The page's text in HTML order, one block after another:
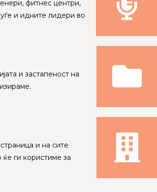
фитнес центри,
и идните лидери во
и застапеност на
и на сите
ги користиме за